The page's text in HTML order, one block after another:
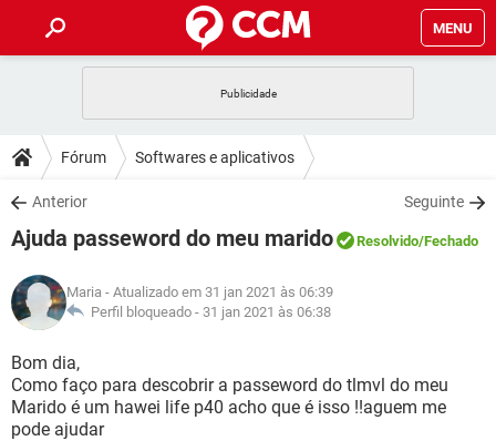
MENU
CELULAR FACEBOOK
OUTLOOK
INSTAGRAM GMAIL
GUIA DE COMPRAS
DICAS
JOGOS WHATSAPP
INSTAGRAM GMAIL
GUIA DE COMPRAS
DOWNLOADS
JOGOS WHATSAPP
CELULAR
OUTLOOK EXCEL
INSTAGRAM
GUIA DE COMPRAS
FÓRUM
JOGOS WHATSAPP
CELULAR
OUTLOOK
INSTAGRAM GMAIL
GLOSSÁRIO
JOGOS
CELULAR FACEBOOK
OUTLOOK
Fórum Softwares e aplicativos
Anterior Seguinte
Ajuda passeword do meu marido Resolvido/Fechado
Maria - Atualizado em 31 jan 2021 às 06:39
Perfil bloqueado - 31 jan 2021 às 06:38
Bom dia,
Como faço para descobrir a passeword do tlmvl do meu
Marido é um hawei life p40 acho que é isso !!aguem me
pode ajudar